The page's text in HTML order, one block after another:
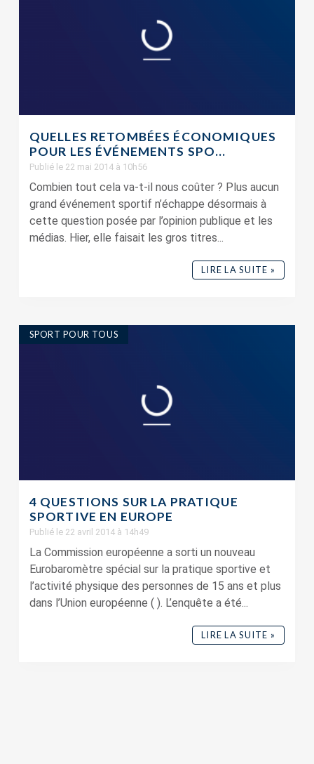
QUELLES RETOMBÉES ÉCONOMIQUES
POUR LES ÉVÉNEMENTS SPO...
Publié le 22 mai 2014 à 10h56
Combien tout cela va-t-il nous coûter ? Plus aucun
grand événement sportif n’échappe désormais à
cette question posée par l’opinion publique et les
médias. Hier, elle faisait les gros titres...
LIRE LA SUITE »
SPORT POUR TOUS
4 QUESTIONS SUR LA PRATIQUE
SPORTIVE EN EUROPE
Publié le 22 avril 2014 à 14h49
La Commission européenne a sorti un nouveau
Eurobaromètre spécial sur la pratique sportive et
l’activité physique des personnes de 15 ans et plus
dans l’Union européenne ( ). L’enquête a été...
LIRE LA SUITE »